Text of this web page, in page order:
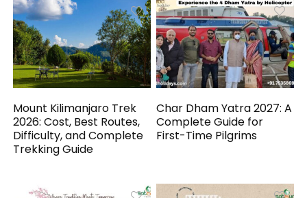
Mount Kilimanjaro Trek
2026: Cost, Best Routes,
Difficulty, and Complete
Trekking Guide
Char Dham Yatra 2027: A
Complete Guide for
First-Time Pilgrims